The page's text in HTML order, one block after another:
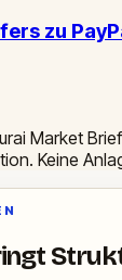
zu
Market
Keine